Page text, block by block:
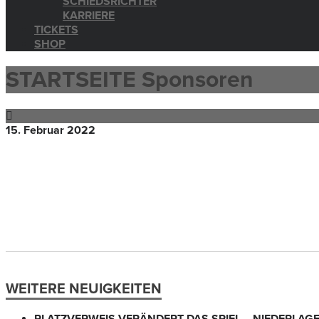
KARRIERE
TICKETS
SHOP
STARTSEITE Sponsoren
15. Februar 2022
WEITERE NEUIGKEITEN